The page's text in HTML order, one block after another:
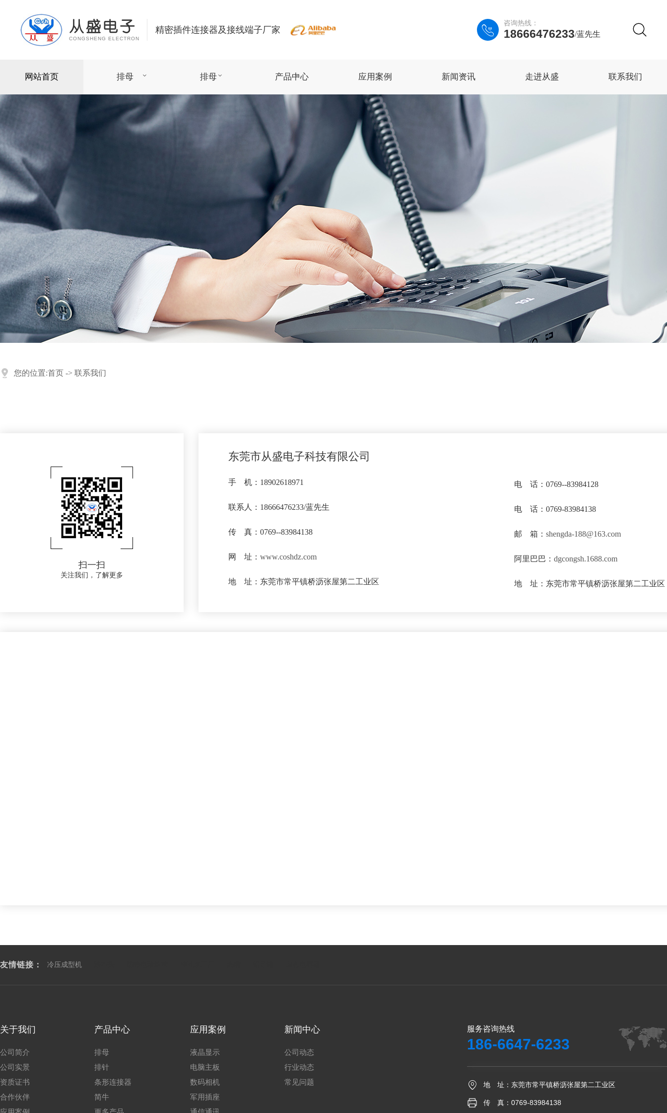
从盛电子
CONGSHENG ELECTRON
精密插件连接器及接线端子厂家 
咨询热线：
18666476233/蓝先生
网站首页 排母 排母 产品中心 应用案例 新闻资讯 走进从盛 联系我们
您的位置:首页 -> 联系我们
扫一扫
关注我们，了解更多
东莞市从盛电子科技有限公司
手 机：18902618971
联系人：18666476233/蓝先生
传 真：0769--83984138
网 址： www.coshdz.com
地 址：东莞市常平镇桥沥张屋第二工业区
电 话：0769--83984128
电 话：0769-83984138
邮 箱： shengda-188@163.com
阿里巴巴： dgcongsh.1688.com
地 址：东莞市常平镇桥沥张屋第二工业区
友情链接： 冷压成型机
关于我们
公司简介
公司实景
资质证书
合作伙伴
产品中心
排母
排针
条形连接器
简牛
应用案例
液晶显示
电脑主板
数码相机
军用插座
新闻中心
公司动态
行业动态
常见问题
服务咨询热线
186-6647-6233
 地 址：东莞市常平镇桥沥张屋第二工业区
传 真：0769-83984138